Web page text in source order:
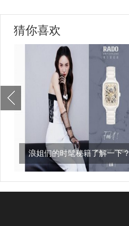
猜你喜欢
浪姐们的时髦秘籍了解一下？